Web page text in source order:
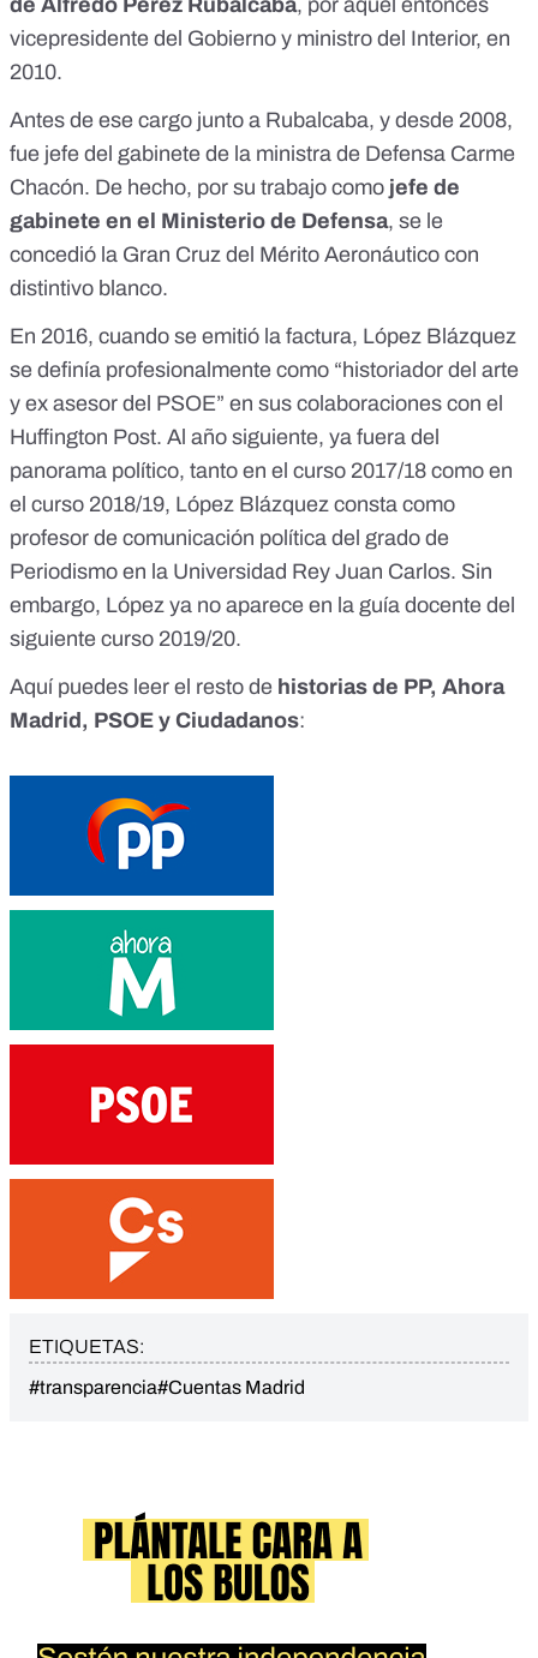
de Alfredo Pérez Rubalcaba, por aquel entonces
vicepresidente del Gobierno y ministro del Interior, en
2010.
Antes de ese cargo junto a Rubalcaba, y desde 2008,
fue jefe del gabinete de la ministra de Defensa Carme
Chacón. De hecho, por su trabajo como jefe de
gabinete en el Ministerio de Defensa, se le
concedió la Gran Cruz del Mérito Aeronáutico con
distintivo blanco.
En 2016, cuando se emitió la factura, López Blázquez
se definía profesionalmente como “historiador del arte
y ex asesor del PSOE” en sus colaboraciones con el
Huffington Post. Al año siguiente, ya fuera del
panorama político, tanto en el curso 2017/18 como en
el curso 2018/19, López Blázquez consta como
profesor de comunicación política del grado de
Periodismo en la Universidad Rey Juan Carlos. Sin
embargo, López ya no aparece en la guía docente del
siguiente curso 2019/20.
Aquí puedes leer el resto de historias de PP, Ahora
Madrid, PSOE y Ciudadanos:
ETIQUETAS:
#transparencia#Cuentas Madrid